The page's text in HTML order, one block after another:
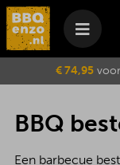
Je
€ 74,95
BBQ
Een barbecue